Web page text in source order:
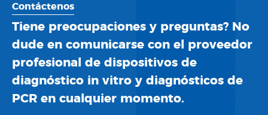
Contáctenos
Tiene preocupaciones y preguntas? No
dude en comunicarse con el proveedor
profesional de dispositivos de
diagnóstico in vitro y diagnósticos de
PCR en cualquier momento.